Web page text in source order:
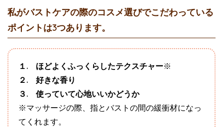
私がバストケアの際のコスメ選びでこだわっている
ポイントは3つあります。
１. ほどよくふっくらしたテクスチャー※
２. 好きな香り
３. 使っていて心地いいかどうか
※マッサージの際、指とバストの間の緩衝材になっ
てくれます。